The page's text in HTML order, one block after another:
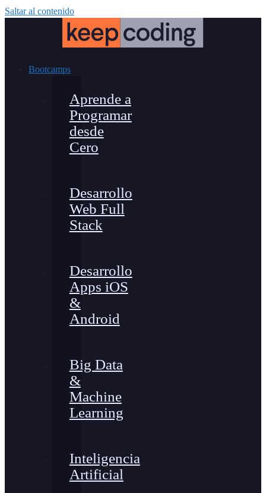
Saltar al contenido
Bootcamps
Aprende a
Programar
desde
Cero
Desarrollo
Web Full
Stack
Desarrollo
Apps iOS
&
Android
Big Data
&
Machine
Learning
Inteligencia
Artificial